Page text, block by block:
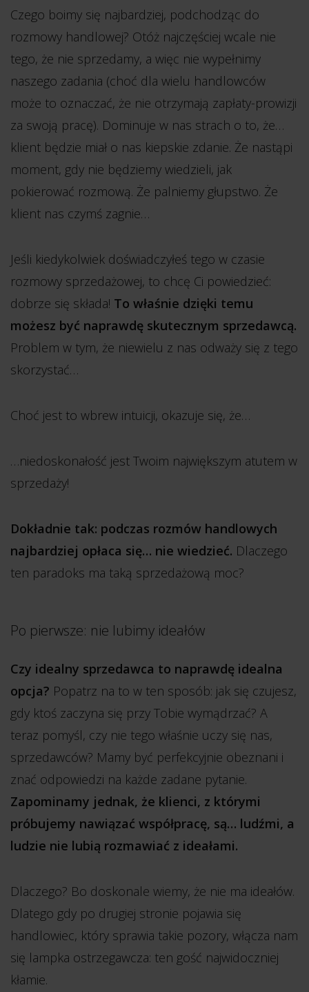
Czego boimy się najbardziej, podchodząc do
rozmowy handlowej? Otóż najczęściej wcale nie
tego, że nie sprzedamy, a więc nie wypełnimy
naszego zadania (choć dla wielu handlowców
może to oznaczać, że nie otrzymają zapłaty-prowizji
za swoją pracę). Dominuje w nas strach o to, że…
klient będzie miał o nas kiepskie zdanie. Że nastąpi
moment, gdy nie będziemy wiedzieli, jak
pokierować rozmową. Że palniemy głupstwo. Że
klient nas czymś zagnie…
Jeśli kiedykolwiek doświadczyłeś tego w czasie
rozmowy sprzedażowej, to chcę Ci powiedzieć:
dobrze się składa! To właśnie dzięki temu
możesz być naprawdę skutecznym sprzedawcą.
Problem w tym, że niewielu z nas odważy się z tego
skorzystać…
Choć jest to wbrew intuicji, okazuje się, że…
…niedoskonałość jest Twoim największym atutem w
sprzedaży!
Dokładnie tak: podczas rozmów handlowych
najbardziej opłaca się… nie wiedzieć. Dlaczego
ten paradoks ma taką sprzedażową moc?
Po pierwsze: nie lubimy ideałów
Czy idealny sprzedawca to naprawdę idealna
opcja? Popatrz na to w ten sposób: jak się czujesz,
gdy ktoś zaczyna się przy Tobie wymądrzać? A
teraz pomyśl, czy nie tego właśnie uczy się nas,
sprzedawców? Mamy być perfekcyjnie obeznani i
znać odpowiedzi na każde zadane pytanie.
Zapominamy jednak, że klienci, z którymi
próbujemy nawiązać współpracę, są… ludźmi, a
ludzie nie lubią rozmawiać z ideałami.
Dlaczego? Bo doskonale wiemy, że nie ma ideałów.
Dlatego gdy po drugiej stronie pojawia się
handlowiec, który sprawia takie pozory, włącza nam
się lampka ostrzegawcza: ten gość najwidoczniej
kłamie.